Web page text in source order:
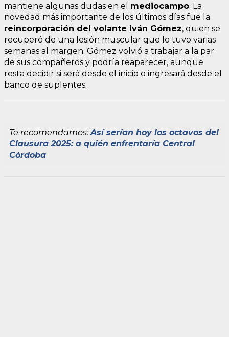
mantiene algunas dudas en el mediocampo. La
novedad más importante de los últimos días fue la
reincorporación del volante Iván Gómez, quien se
recuperó de una lesión muscular que lo tuvo varias
semanas al margen. Gómez volvió a trabajar a la par
de sus compañeros y podría reaparecer, aunque
resta decidir si será desde el inicio o ingresará desde el
banco de suplentes.
Te recomendamos:Así serían hoy los octavos del
Clausura 2025: a quién enfrentaría Central
Córdoba